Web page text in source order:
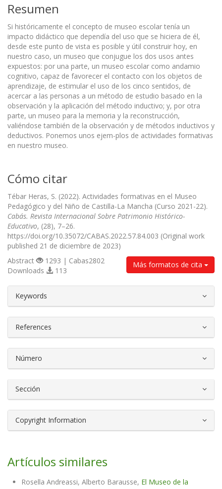
Resumen
Si históricamente el concepto de museo escolar tenía un
impacto didáctico que dependía del uso que se hiciera de él,
desde este punto de vista es posible y útil construir hoy, en
nuestro caso, un museo que conjugue los dos usos antes
expuestos: por una parte, un museo escolar como andamio
cognitivo, capaz de favorecer el contacto con los objetos de
aprendizaje, de estimular el uso de los cinco sentidos, de
acercar a las personas a un método de estudio basado en la
observación y la aplicación del método inductivo; y, por otra
parte, un museo para la memoria y la reconstrucción,
valiéndose también de la observación y de métodos inductivos y
deductivos. Ponemos unos ejem-plos de actividades formativas
en nuestro museo.
Cómo citar
Tébar Heras, S. (2022). Actividades formativas en el Museo
Pedagógico y del Niño de Castilla-La Mancha (Curso 2021-22).
Cabás. Revista Internacional Sobre Patrimonio Histórico-
Educativo, (28), 7–26.
https://doi.org/10.35072/CABAS.2022.57.84.003 (Original work
published 21 de diciembre de 2023)
Más formatos de cita
Abstract
1293 | Cabas2802
Downloads
113
Keywords
References
Número
Sección
Copyright Information
Artículos similares
Rosella Andreassi, Alberto Barausse, El Museo de la